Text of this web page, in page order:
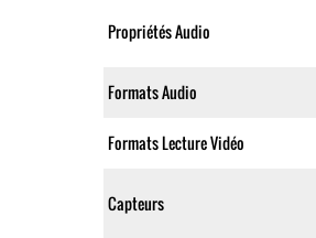
Propriétés Audio
Formats Audio
Formats Lecture Vidéo
Capteurs